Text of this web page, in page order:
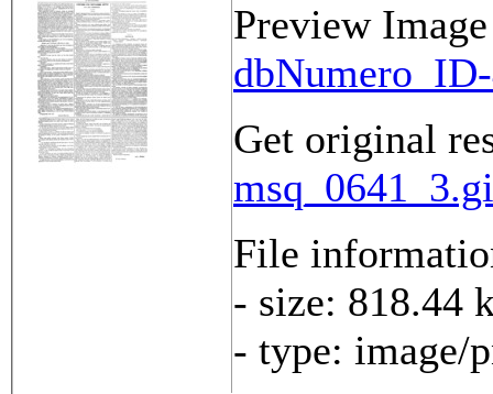
Preview Image
Get original
File
- size: 818.44
- type: image/